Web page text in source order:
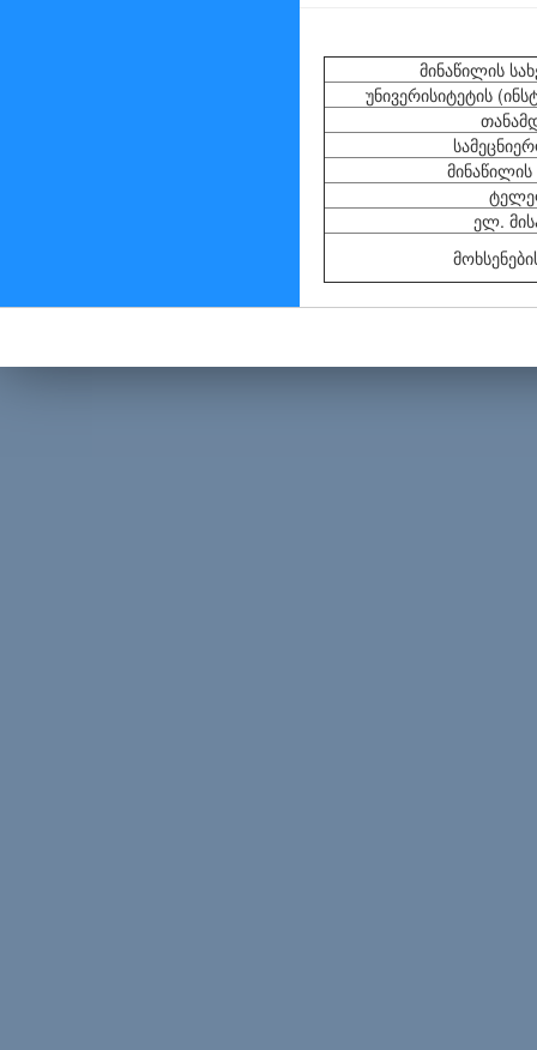
მინაწილის
უნივერისიტეტის
ელ.